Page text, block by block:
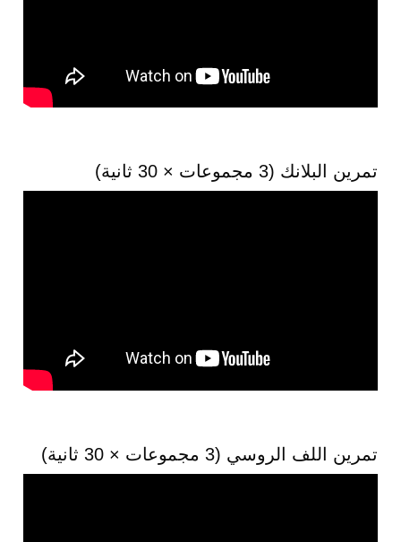
تمرين البلانك (3 مجموعات × 30 ثانية)
تمرين اللف الروسي (3 مجموعات × 30 ثانية)